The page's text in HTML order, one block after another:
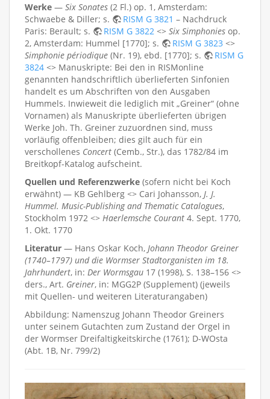
Werke — Six Sonates (2 Fl.) op. 1, Amsterdam:
Schwaebe & Diller; s.
RISM G 3821 – Nachdruck
Paris: Berault; s.
RISM G 3822 <> Six Simphonies op.
2, Amsterdam: Hummel [1770]; s.
RISM G 3823 <>
Simphonie périodique (Nr. 19), ebd. [1770]; s.
RISM G
3824 <> Manuskripte: Bei den in RISMonline
genannten handschriftlich überlieferten Sinfonien
handelt es um Abschriften von den Ausgaben
Hummels. Inwieweit die lediglich mit „Greiner“ (ohne
Vornamen) als Manuskripte überlieferten übrigen
Werke Joh. Th. Greiner zuzuordnen sind, muss
vorläufig offenbleiben; dies gilt auch für ein
verschollenes Concert (Cemb., Str.), das 1782/84 im
Breitkopf-Katalog aufscheint.
Quellen und Referenzwerke (sofern nicht bei Koch
erwähnt) — KB Gehlberg <> Cari Johansson, J. J.
Hummel. Music-Publishing and Thematic Catalogues,
Stockholm 1972 <> Haerlemsche Courant 4. Sept. 1770,
1. Okt. 1770
Literatur — Hans Oskar Koch, Johann Theodor Greiner
(1740–1797) und die Wormser Stadtorganisten im 18.
Jahrhundert, in: Der Wormsgau 17 (1998), S. 138–156 <>
ders., Art. Greiner, in: MGG2P (Supplement) (jeweils
mit Quellen- und weiteren Literaturangaben)
Abbildung: Namenszug Johann Theodor Greiners
unter seinem Gutachten zum Zustand der Orgel in
der Wormser Dreifaltigkeitskirche (1761); D-WOsta
(Abt. 1B, Nr. 799/2)